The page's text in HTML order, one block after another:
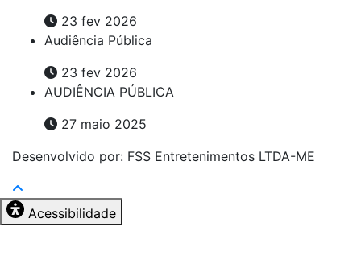
23 fev 2026
Audiência Pública
23 fev 2026
AUDIÊNCIA PÚBLICA
27 maio 2025
Desenvolvido por: FSS Entretenimentos LTDA-ME
Acessibilidade